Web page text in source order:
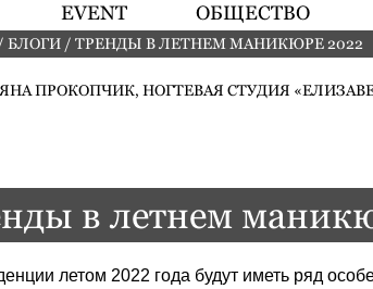
EVENT ОБЩЕСТВО
/ БЛОГИ / ТРЕНДЫ В ЛЕТНЕМ МАНИКЮРЕ 2022
ПРОКОПЧИК, НОГТЕВАЯ СТУДИЯ
в летнем
летом 2022 года будут иметь ряд